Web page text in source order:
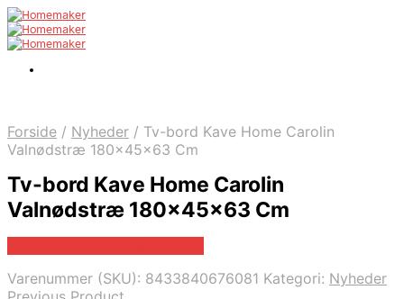
Forside / Nyheder / Tv-bord Kave Home Carolin
Valnødstræ 180x45x63 Cm
Tv-bord Kave Home Carolin
Valnødstræ 180x45x63 Cm
Varenummer (SKU): 8433840676081 Kategori: Nyheder